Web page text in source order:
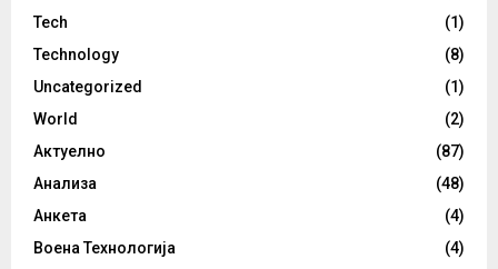
Tech
(1)
Technology
(8)
Uncategorized
(1)
World
(2)
Актуелно
(87)
Анализа
(48)
Анкета
(4)
Воена Технологија
(4)